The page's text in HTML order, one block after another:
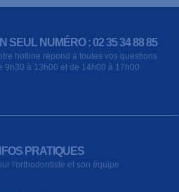
SEUL NUMÉRO : 02 35 34 88 85
hotline répond à toutes vos questions
9h30 à 13h00 et de 14h00 à 17h00
PRATIQUES
l'orthodontiste et son équipe